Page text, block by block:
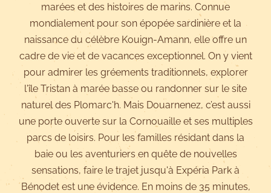
marées et des histoires de marins. Connue
mondialement pour son épopée sardinière et la
naissance du célèbre Kouign-Amann, elle offre un
cadre de vie et de vacances exceptionnel. On y vient
pour admirer les gréements traditionnels, explorer
l'île Tristan à marée basse ou randonner sur le site
naturel des Plomarc'h. Mais Douarnenez, c’est aussi
une porte ouverte sur la Cornouaille et ses multiples
parcs de loisirs. Pour les familles résidant dans la
baie ou les aventuriers en quête de nouvelles
sensations, faire le trajet jusqu'à Expéria Park à
Bénodet est une évidence. En moins de 35 minutes,